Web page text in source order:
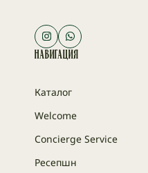
Навигация
Каталог
Welcome
Concierge Service
Ресепшн